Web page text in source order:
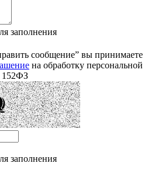
заполнения
сообщение” вы принимаете
на обработку персональной
152ФЗ
заполнения